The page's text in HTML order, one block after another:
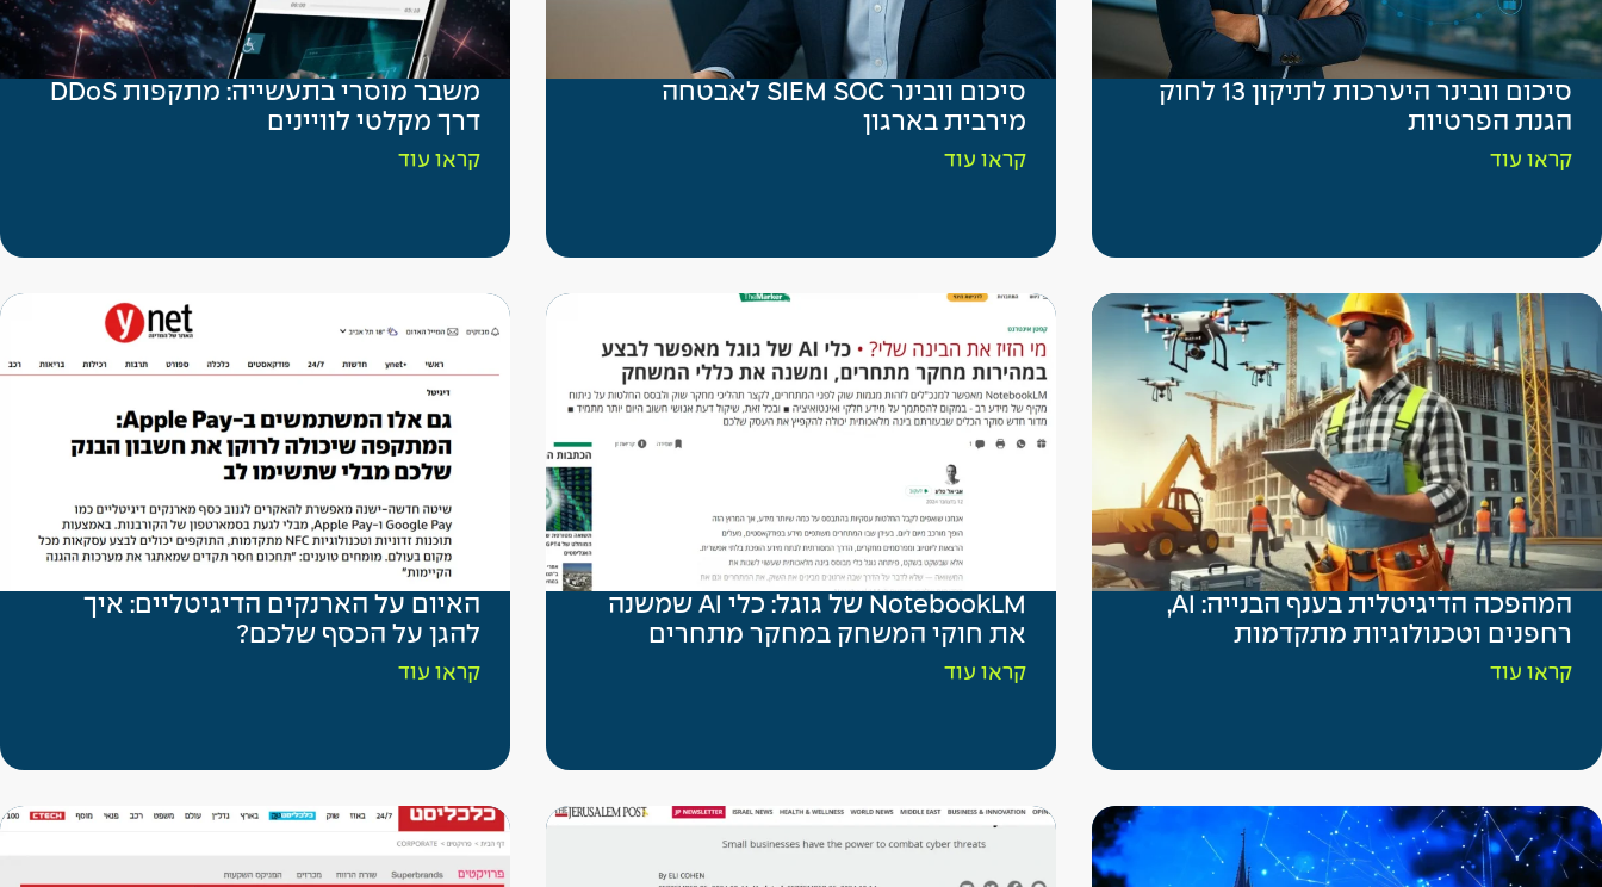
סיכום וובינר היערכות לתיקון 13 לחוק
הגנת הפרטיות
קראו עוד
סיכום וובינר SIEM SOC לאבטחה
מירבית בארגון
קראו עוד
משבר מוסרי בתעשייה: מתקפות DDoS
דרך מקלטי לוויינים
קראו עוד
המהפכה הדיגיטלית בענף הבנייה: AI,
רחפנים וטכנולוגיות מתקדמות
קראו עוד
NotebookLM של גוגל: כלי AI שמשנה
את חוקי המשחק במחקר מתחרים
קראו עוד
האיום על הארנקים הדיגיטליים: איך
להגן על הכסף שלכם?
קראו עוד